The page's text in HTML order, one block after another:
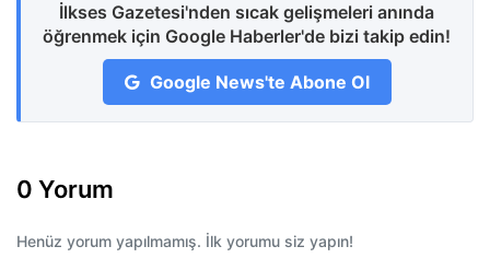
İlkses Gazetesi'nden sıcak gelişmeleri anında
öğrenmek için Google Haberler'de bizi takip edin!
Google News'te Abone Ol
0 Yorum
Henüz yorum yapılmamış. İlk yorumu siz yapın!